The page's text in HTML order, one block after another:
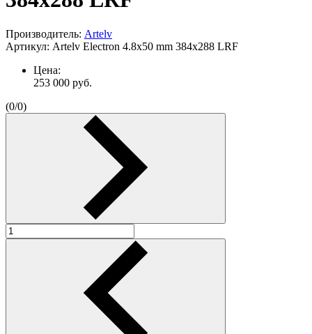
Производитель: Artelv
Артикул: Artelv Electron 4.8x50 mm 384x288 LRF
Цена:
253 000 руб.
(0/0)